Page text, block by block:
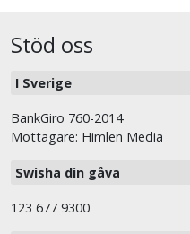
Stöd oss
I Sverige
BankGiro 760-2014
Mottagare: Himlen Media
Swisha din gåva
123 677 9300